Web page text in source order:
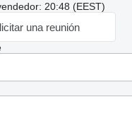
20:48 (EEST)
una reunión